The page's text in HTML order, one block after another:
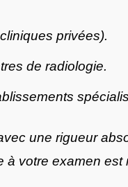
privées).
de radiologie.
une rigueur
votre examen est